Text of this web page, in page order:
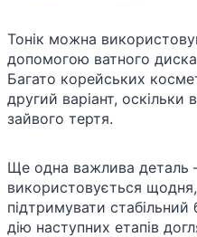
Тонік можна
допомогою ватного
Багато корейських
другий варіант, оскільки
зайвого тертя.
Ще одна важлива деталь
використовується
підтримувати
дію наступних етапів